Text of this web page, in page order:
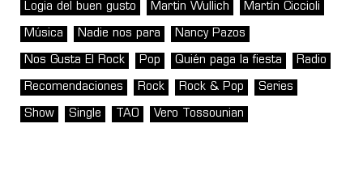
Logia del buen gusto Martin Wullich Martín Ciccioli
Música Nadie nos para Nancy Pazos
Nos Gusta El Rock Pop Quién paga la fiesta Radio
Recomendaciones Rock Rock & Pop Series
Show Single TAO Vero Tossounian